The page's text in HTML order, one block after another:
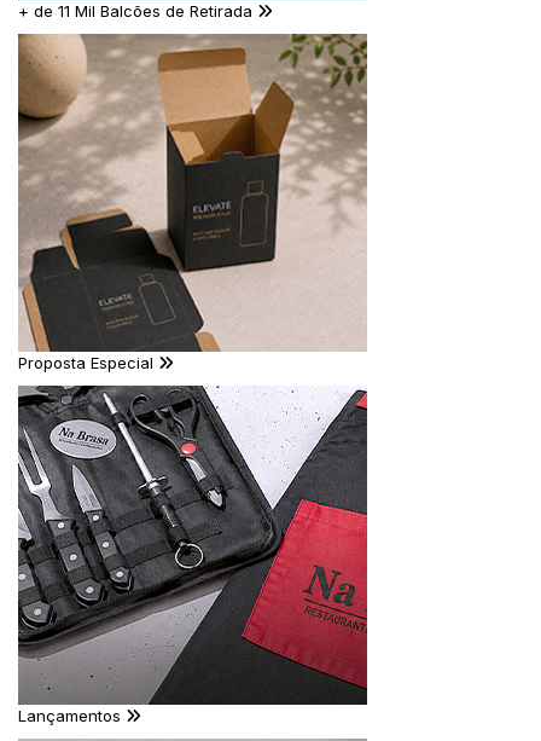
+ de 11 Mil Balcões de Retirada
Proposta Especial
Lançamentos